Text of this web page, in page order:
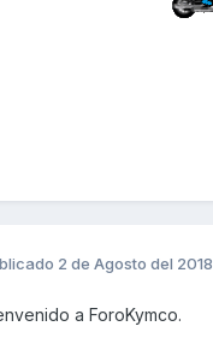
2 de Agosto del 2018
a ForoKymco.